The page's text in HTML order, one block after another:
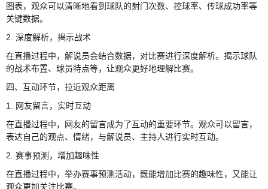
图表，观众可以清晰地看到球队的射门次数、控球率、传球成功率等
关键数据。
2. 深度解析，揭示战术
在直播过程中，解说员会结合数据，对比赛进行深度解析。揭示球队
的战术布置、球员特点等，让观众更好地理解比赛。
四、互动环节，拉近观众距离
1. 网友留言，实时互动
在直播过程中，网友的留言成为了互动的重要环节。观众可以留言，
表达自己的观点、情绪，与解说员、主持人进行实时互动。
2. 赛事预测，增加趣味性
在直播过程中，举办赛事预测活动，既能增加比赛的趣味性，又能让
观众更加关注比赛。